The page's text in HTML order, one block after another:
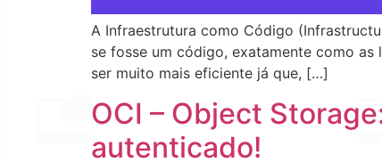
A Infraestrutura como Código
se fosse um código, exatamente como
ser muito mais eficiente já que, […]
OCI – Object
autenticado!